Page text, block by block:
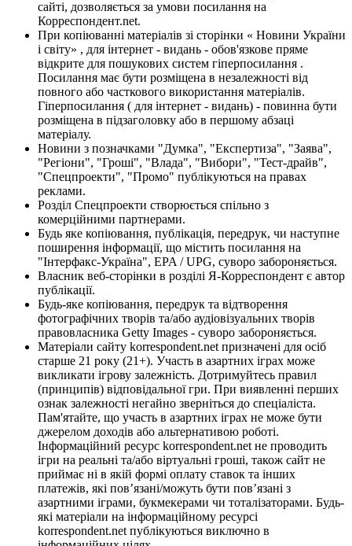
сайті, дозволяється за умови посилання на
Корреспондент.net.
При копіюванні матеріалів зі сторінки « Новини України
і світу» , для інтернет - видань - обов'язкове пряме
відкрите для пошукових систем гіперпосилання .
Посилання має бути розміщена в незалежності від
повного або часткового використання матеріалів.
Гіперпосилання ( для інтернет - видань) - повинна бути
розміщена в підзаголовку або в першому абзаці
матеріалу.
Новини з позначками "Думка", "Експертиза", "Заява",
"Регіони", "Гроші", "Влада", "Вибори", "Тест-драйв",
"Спецпроекти", "Промо" публікуються на правах
реклами.
Розділ Спецпроекти створюється спільно з
комерційними партнерами.
Будь яке копіювання, публікація, передрук, чи наступне
поширення інформації, що містить посилання на
"Інтерфакс-Україна", EPA / UPG, суворо забороняється.
Власник веб-сторінки в розділі Я-Корреспондент є автор
публікації.
Будь-яке копіювання, передрук та відтворення
фотографічних творів та/або аудіовізуальних творів
правовласника Getty Images - суворо забороняється.
Матеріали сайту korrespondent.net призначені для осіб
старше 21 року (21+). Участь в азартних іграх може
викликати ігрову залежність. Дотримуйтесь правил
(принципів) відповідальної гри. При виявленні перших
ознак залежності негайно зверніться до спеціаліста.
Пам'ятайте, що участь в азартних іграх не може бути
джерелом доходів або альтернативою роботі.
Інформаційний ресурс korrespondent.net не проводить
ігри на реальні та/або віртуальні гроші, також сайт не
приймає ні в якій формі оплату ставок та інших
платежів, які пов’язані/можуть бути пов’язані з
азартними іграми, букмекерами чи тоталізаторами. Будь-
які матеріали на інформаційному ресурсі
korrespondent.net публікуються виключно в